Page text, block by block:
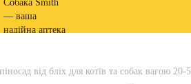
від бліх для котів та собак вагою 20-